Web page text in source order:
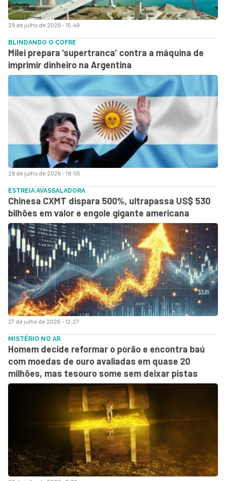
29 de julho de 2026 - 15:49
28 de julho de 2026 - 19:05
BLINDANDO O COFRE
Milei prepara ‘supertranca’ contra a máquina de
imprimir dinheiro na Argentina
27 de julho de 2026 - 12:27
ESTREIA AVASSALADORA
Chinesa CXMT dispara 500%, ultrapassa US$ 530
bilhões em valor e engole gigante americana
MISTÉRIO NO AR
Homem decide reformar o porão e encontra baú
com moedas de ouro avaliadas em quase 20
milhões, mas tesouro some sem deixar pistas